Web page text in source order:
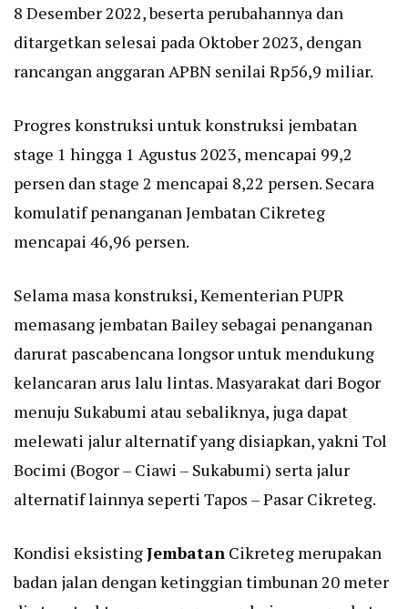
8 Desember 2022, beserta perubahannya dan
ditargetkan selesai pada Oktober 2023, dengan
rancangan anggaran APBN senilai Rp56,9 miliar.
Progres konstruksi untuk konstruksi jembatan
stage 1 hingga 1 Agustus 2023, mencapai 99,2
persen dan stage 2 mencapai 8,22 persen. Secara
komulatif penanganan Jembatan Cikreteg
mencapai 46,96 persen.
Selama masa konstruksi, Kementerian PUPR
memasang jembatan Bailey sebagai penanganan
darurat pascabencana longsor untuk mendukung
kelancaran arus lalu lintas. Masyarakat dari Bogor
menuju Sukabumi atau sebaliknya, juga dapat
melewati jalur alternatif yang disiapkan, yakni Tol
Bocimi (Bogor – Ciawi – Sukabumi) serta jalur
alternatif lainnya seperti Tapos – Pasar Cikreteg.
Kondisi eksistingJembatan Cikreteg merupakan
badan jalan dengan ketinggian timbunan 20 meter